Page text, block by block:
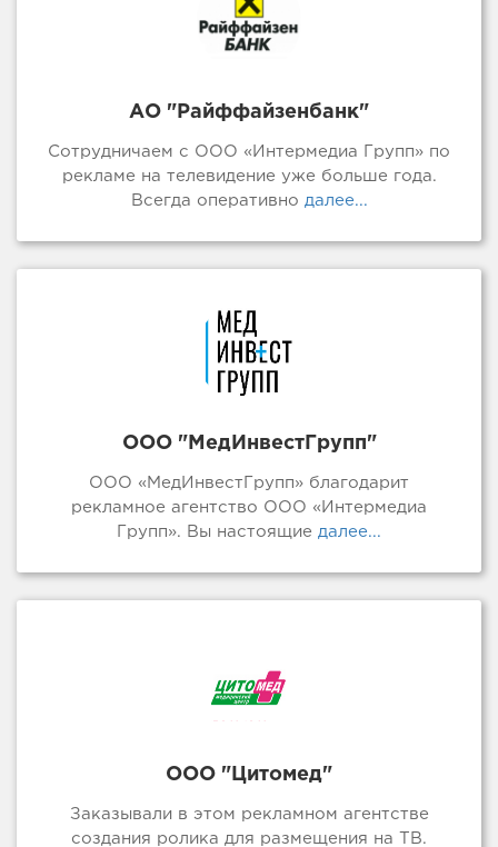
АО "Райффайзенбанк"
Сотрудничаем с ООО «Интермедиа Групп» по
рекламе на телевидение уже больше года.
Всегда оперативно далее...
ООО "МедИнвестГрупп"
ООО «МедИнвестГрупп» благодарит
рекламное агентство ООО «Интермедиа
Групп». Вы настоящие далее...
ООО "Цитомед"
Заказывали в этом рекламном агентстве
создания ролика для размещения на ТВ.